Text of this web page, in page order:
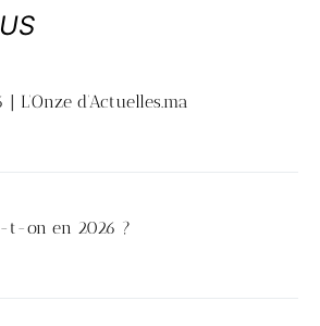
L’Onze d’Actuelles.ma
t-on en 2026 ?